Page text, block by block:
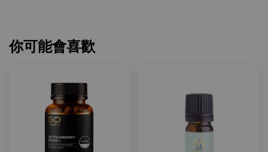
你可能會喜歡